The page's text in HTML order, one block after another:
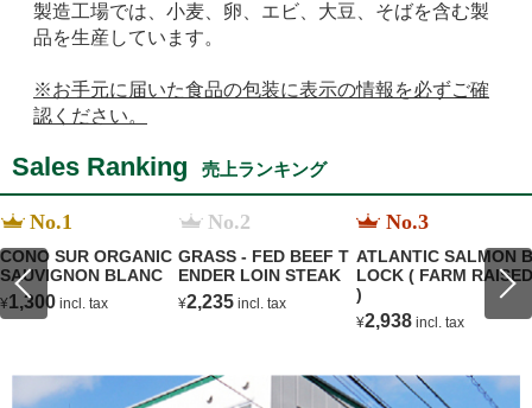
製造工場では、小麦、卵、エビ、大豆、そばを含む製
品を生産しています。
※お手元に届いた食品の包装に表示の情報を必ずご確
認ください。
Sales Ranking 売上ランキング
No.1
CONO SUR ORGANIC
SAUVIGNON BLANC
¥1,300 incl. tax
No.2
GRASS - FED BEEF T
ENDER LOIN STEAK
¥2,235 incl. tax
No.3
ATLANTIC SALMON B
LOCK ( FARM RAISED
)
¥2,938 incl. tax